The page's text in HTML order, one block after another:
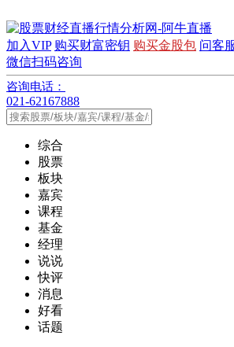
加入VIP 购买财富密钥 购买金股包 问客
微信扫码咨询
咨询电话：
021-62167888
综合
股票
板块
嘉宾
课程
基金
经理
说说
快评
消息
好看
话题